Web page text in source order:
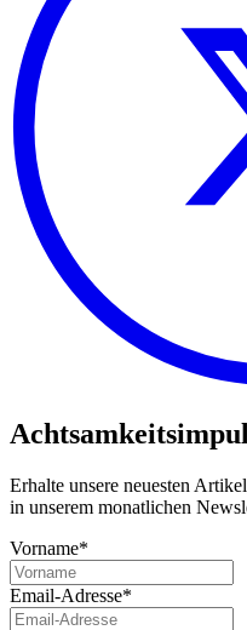
Erhalte unsere neuesten
in unserem monatlichen
Vorname*
Email-Adresse*